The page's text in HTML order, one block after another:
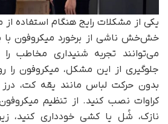
یکی از مشکلات رایج هنگام استفاده
خش‌خش ناشی از برخورد میکروفون با
می‌توانند تجربه شنیداری مخاطب را
جلوگیری از این مشکل، میکروفون
بدون حرکت لباس مانند یقه کت، درز
کراوات نصب کنید. از تنظیم
نازک، شُل یا کشی خودداری کنید،